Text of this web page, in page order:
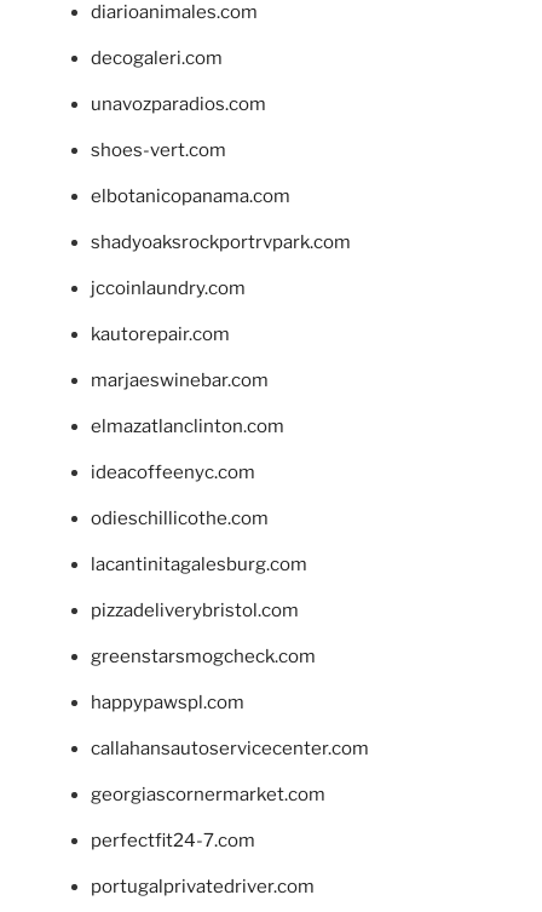
diarioanimales.com
decogaleri.com
unavozparadios.com
shoes-vert.com
elbotanicopanama.com
shadyoaksrockportrvpark.com
jccoinlaundry.com
kautorepair.com
marjaeswinebar.com
elmazatlanclinton.com
ideacoffeenyc.com
odieschillicothe.com
lacantinitagalesburg.com
pizzadeliverybristol.com
greenstarsmogcheck.com
happypawspl.com
callahansautoservicecenter.com
georgiascornermarket.com
perfectfit24-7.com
portugalprivatedriver.com